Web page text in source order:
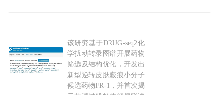
Cell子刊：赵扬/谈伟强/杨勇/毕洪森团队联合报
该研究基于DRUG-seq2化
学扰动转录图谱开展药物
筛选及结构优化，开发出
新型逆转皮肤瘢痕小分子
候选药物FR-1，并首次揭